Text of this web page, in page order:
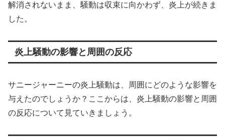
解消されないまま、騒動は収束に向かわず、炎上が続きま
した。
炎上騒動の影響と周囲の反応
サニージャーニーの炎上騒動は、周囲にどのような影響を
与えたのでしょうか？ここからは、炎上騒動の影響と周囲
の反応について見ていきましょう。